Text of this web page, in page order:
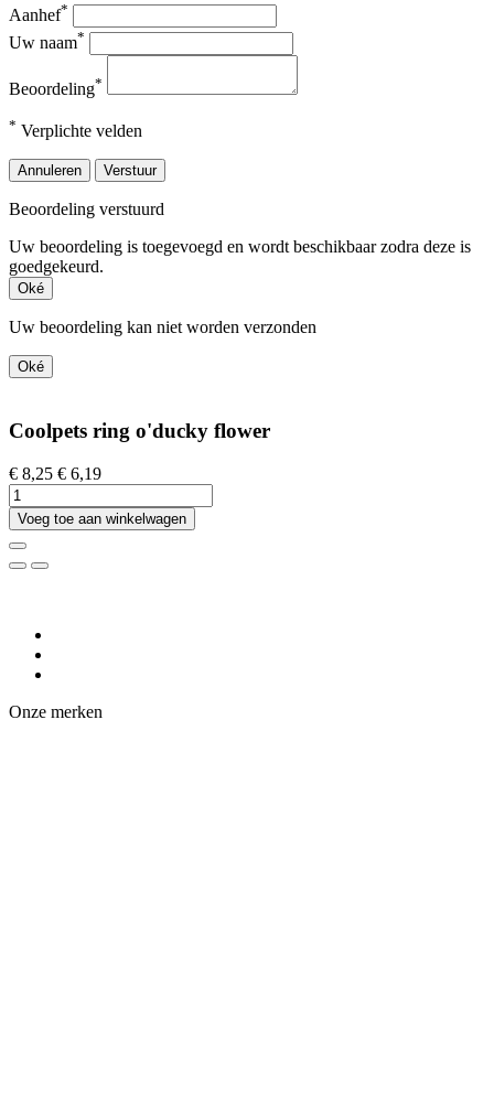
Aanhef*
Uw naam*
Beoordeling*
* Verplichte velden
Annuleren Verstuur
Beoordeling verstuurd
Uw beoordeling is toegevoegd en wordt beschikbaar zodra deze is
goedgekeurd.
Oké
Uw beoordeling kan niet worden verzonden
Oké
Coolpets ring o'ducky flower
€ 8,25 € 6,19
Voeg toe aan winkelwagen
Onze merken